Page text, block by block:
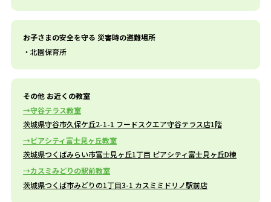
お子さまの安全を守る 災害時の避難場所
北園保育所
その他 お近くの教室
守谷テラス教室
茨城県守谷市久保ケ丘2-1-1 フードスクエア守谷テラス店1階
ピアシティ富士見ヶ丘教室
茨城県つくばみらい市富士見ヶ丘1丁目 ピアシティ富士見ヶ丘D棟
カスミみどりの駅前教室
茨城県つくば市みどりの1丁目3-1 カスミミドリノ駅前店